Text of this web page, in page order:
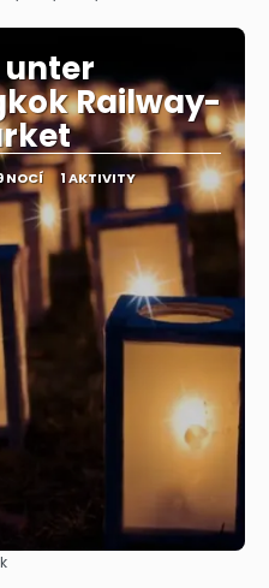
Railway-
NOCÍ 1 AKTIVITY